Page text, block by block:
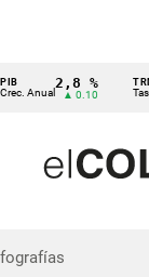
Anual
2,8 %
▲ 0.10
TRM
Tasa